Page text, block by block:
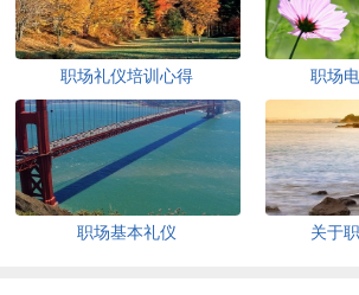
职场礼仪培训心得 职场
职场基本礼仪 关于